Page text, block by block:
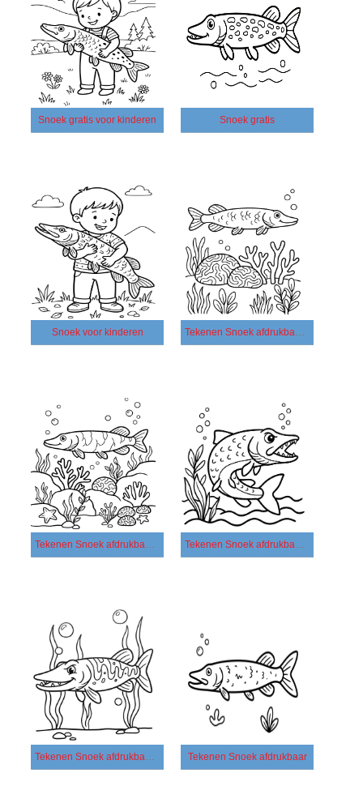
Snoek gratis voor kinderen Snoek gratis
Snoek voor kinderen Tekenen Snoek afdrukbaar basis
Tekenen Snoek afdrukbaar eenvoudig Tekenen Snoek afdrukbaar simpel
Tekenen Snoek afdrukbaar voor kinderen Tekenen Snoek afdrukbaar